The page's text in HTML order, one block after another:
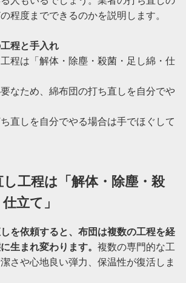
程度までできるのかを説明します。
程と手入れ
工程は「解体・除塵・殺菌・足し綿・仕
要なため、綿布団の打ち直しを自分でや
直しを自分でやる場合は手でほぐして
工程は「解体・除塵・殺
立て」
を依頼すると、布団は複数の工程を経
生まれ変わります。 複数の専門的な工
さや心地良い弾力、保温性が復活しま